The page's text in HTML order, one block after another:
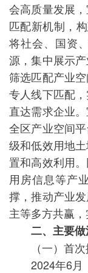
会高质量发展
匹配新机制，
将社会、国资
源，集中展示
筛选匹配产业
专人线下匹配
直达需求企业
全区产业空间
级和低效用地
置和高效利用
用房信息等产
撑，推动产业
主等多方共赢，
二、主要做
（一）首次
2024年6月，